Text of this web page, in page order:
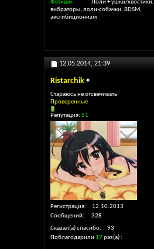
Фетиши
Лоли + ушки/хвостики,
вибраторы, лоли-собачки, BDSM,
эксгибиционизм
12.05.2014, 21:39
Ristarchik
Стараюсь не отсвечивать
Проверенные
Репутация: 51
Регистрация
12.10.2013
Сообщений
328
Сказал(а) спасибо
93
Поблагодарили 17 раз(а)